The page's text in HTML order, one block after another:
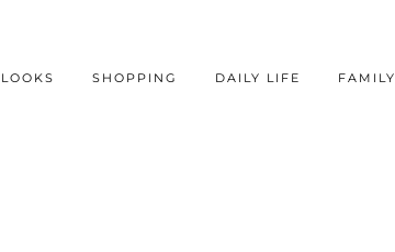
LOOKS SHOPPING DAILY LIFE FAMILY